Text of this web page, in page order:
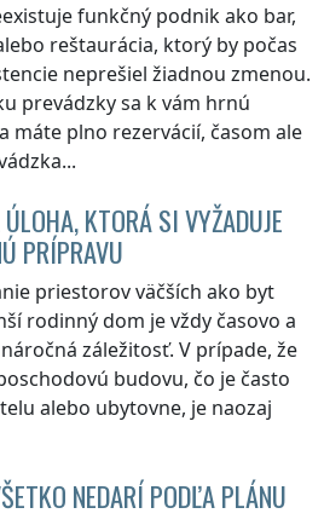
funkčný podnik ako bar,
reštaurácia, ktorý by počas
neprešiel žiadnou zmenou.
prevádzky sa k vám hrnú
máte plno rezervácií, časom ale
KTORÁ SI VYŽADUJE
PRÍPRAVU
priestorov väčších ako byt
rodinný dom je vždy časovo a
záležitosť. V prípade, že
budovu, čo je často
alebo ubytovne, je naozaj
NEDARÍ PODĽA PLÁNU